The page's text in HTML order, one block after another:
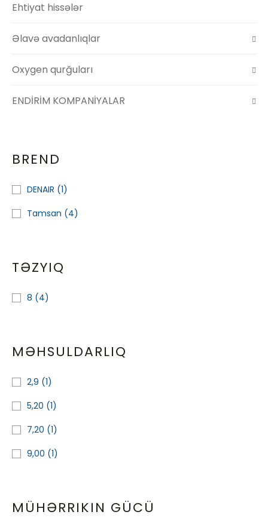
Ehtiyat hissələr
Əlavə avadanlıqlar
Oxygen qurğuları
ENDİRİM KOMPANİYALAR
BREND
DENAIR (1)
Tamsan (4)
TƏZYIQ
8 (4)
MƏHSULDARLIQ
2,9 (1)
5,20 (1)
7,20 (1)
9,00 (1)
MÜHƏRRIKIN GÜCÜ